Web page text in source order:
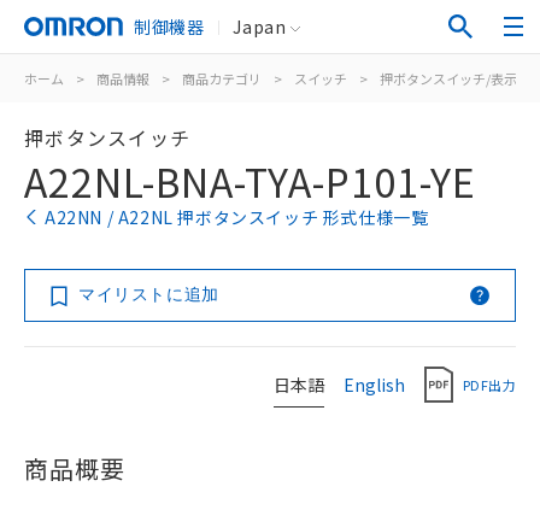
制御機器 Japan
ホーム > 商品情報 > 商品カテゴリ > スイッチ > 押ボタンスイッチ/表示灯
押ボタンスイッチ
A22NL-BNA-TYA-P101-YE
A22NN / A22NL 押ボタンスイッチ 形式仕様一覧
マイリストに追加
日本語 English PDF出力
商品概要